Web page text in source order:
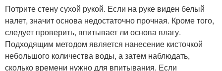
Потрите стену сухой рукой. Если на руке виден белый
налет, значит основа недостаточно прочная. Кроме того,
следует проверить, впитывает ли основа влагу.
Подходящим методом является нанесение кисточкой
небольшого количества воды, а затем наблюдать,
сколько времени нужно для впитывания. Если